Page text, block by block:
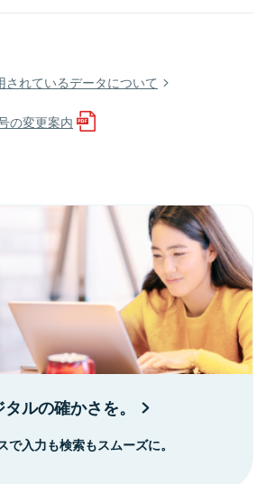
れているデータについて
の変更案内
ルの確かさを。
で入力も検索もスムーズに。